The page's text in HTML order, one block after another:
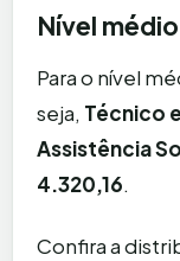
Nível
Para o nível
seja, Técnico
Assistência
4.320,16.
Confira a